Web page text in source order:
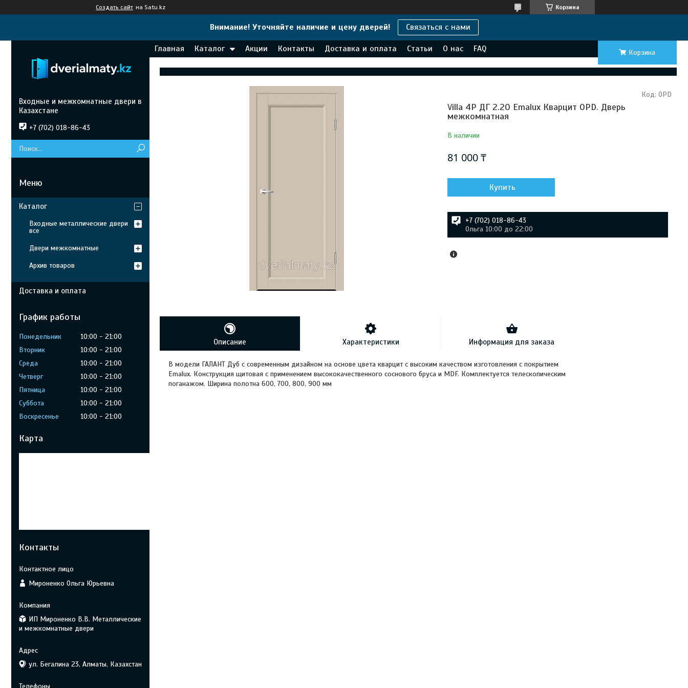
Создать сайт на Satu.kz Корзина
Внимание! Уточняйте наличие и цену дверей! Связаться с нами
Главная Каталог Акции Контакты Доставка и оплата Статьи О нас FAQ Корзина
Villa 4P ДГ 2.20 Emalux Кварцит OPD. Дверь
межкомнатная
В наличии
Код: OPD
81 000 ₸
Купить
+7 (702) 018-86-43
Ольга 10:00 до 22:00
Описание Характеристики Информация для заказа
В модели ГАЛАНТ Дуб с современным дизайном на основе цвета кварцит с высоким качеством изготовления с покрытием
Emalux. Конструкция щитовая с применением высококачественного соснового бруса и MDF. Комплектуется телескопическим
поганажом. Ширина полотна 600, 700, 800, 900 мм
Входные и межкомнатные двери в
Казахстане
+7 (702) 018-86-43
Каталог
Входные металлические двери
все
Двери межкомнатные
Архив товаров
Доставка и оплата
График работы
Понедельник 10:00
21:00
Вторник
10:00
21:00
Среда
10:00
21:00
Четверг
10:00
21:00
Пятница
10:00
21:00
Суббота
10:00
21:00
Воскресенье
10:00 21:00
Карта
Контакты
Мироненко Ольга Юрьевна
ИП Мироненко В.В. Металлические
и межкомнатные двери
ул. Бегалина 23, Алматы, Казахстан